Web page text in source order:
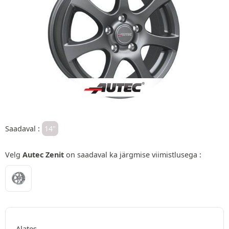
Saadaval : 14"
Velg Autec Zenit on saadaval ka järgmise viimistlusega :